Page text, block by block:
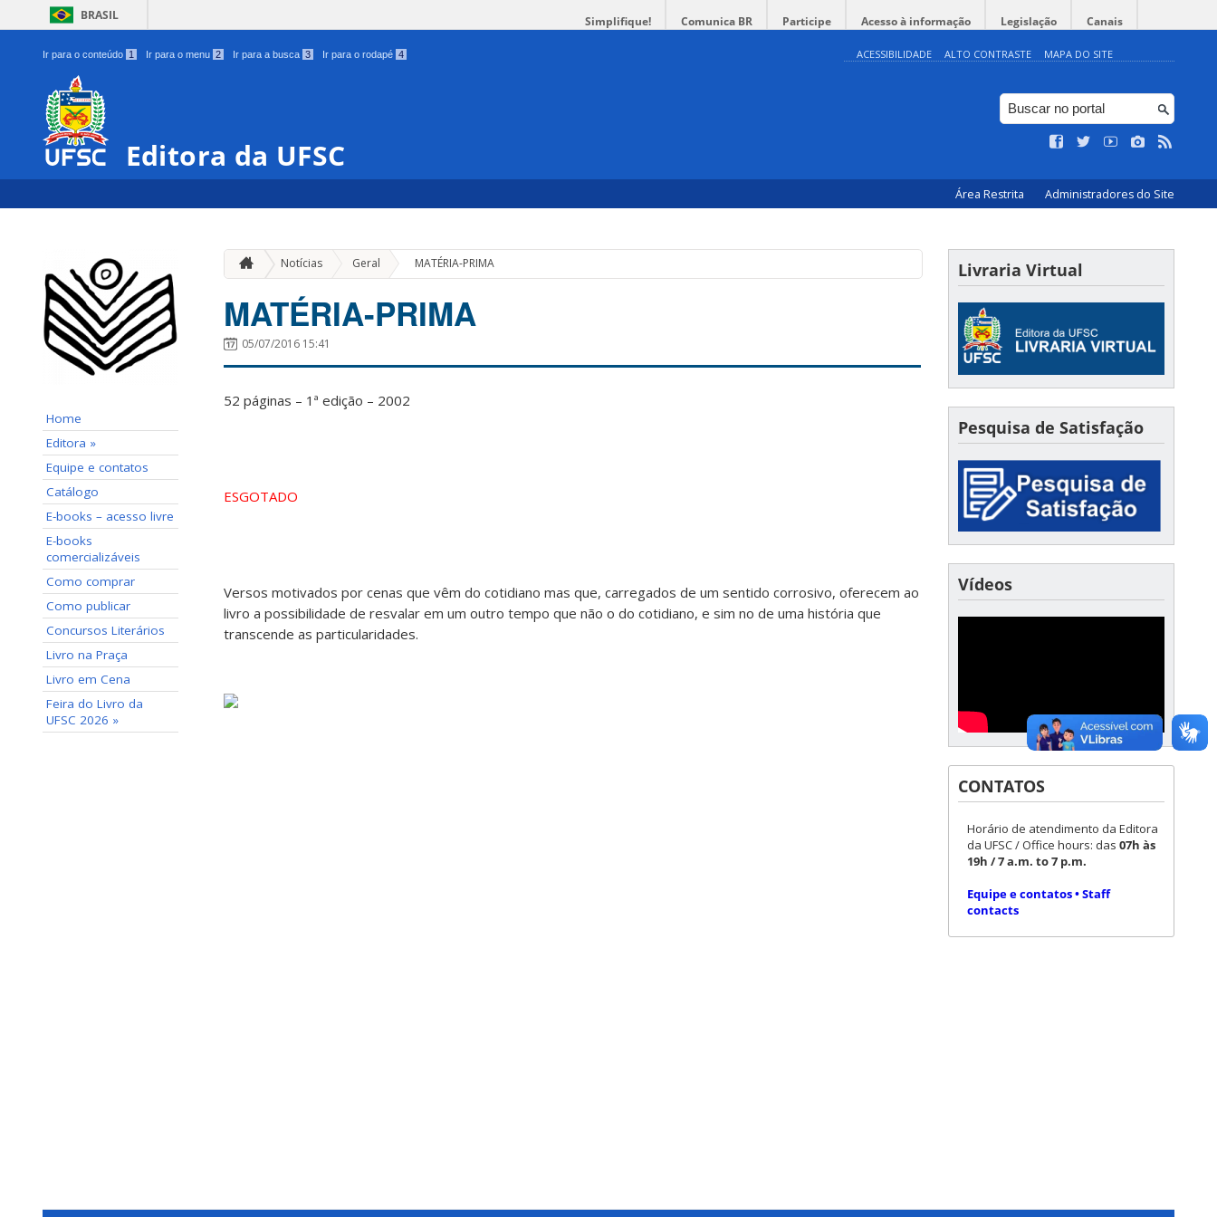
BRASIL Simplifique! Comunica BR Participe Acesso à informação Legislação Canais
Ir para o conteúdo 1 Ir para o menu 2 Ir para a busca 3 Ir para o rodapé 4 ACESSIBILIDADE ALTO CONTRASTE MAPA DO SITE
Editora da UFSC
Área Restrita Administradores do Site
Home
Editora »
Equipe e contatos
Catálogo
E-books – acesso livre
E-books
comercializáveis
Como comprar
Como publicar
Concursos Literários
Livro na Praça
Livro em Cena
Feira do Livro da
UFSC 2026 »
Notícias Geral » MATÉRIA-PRIMA
MATÉRIA-PRIMA
05/07/2016 15:41
52 páginas – 1ª edição – 2002
ESGOTADO
Versos motivados por cenas que vêm do cotidiano mas que, carregados de um sentido corrosivo, oferecem ao
livro a possibilidade de resvalar em um outro tempo que não o do cotidiano, e sim no de uma história que
transcende as particularidades.
Livraria Virtual
Pesquisa de Satisfação
Vídeos
CONTATOS
Horário de atendimento da Editora
da UFSC / Office hours: das 07h às
19h / 7 a.m. to 7 p.m.
Equipe e contatos • Staff
contacts